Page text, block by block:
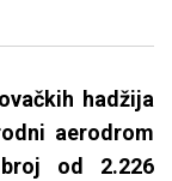
hadžija
aerodrom
od 2.226